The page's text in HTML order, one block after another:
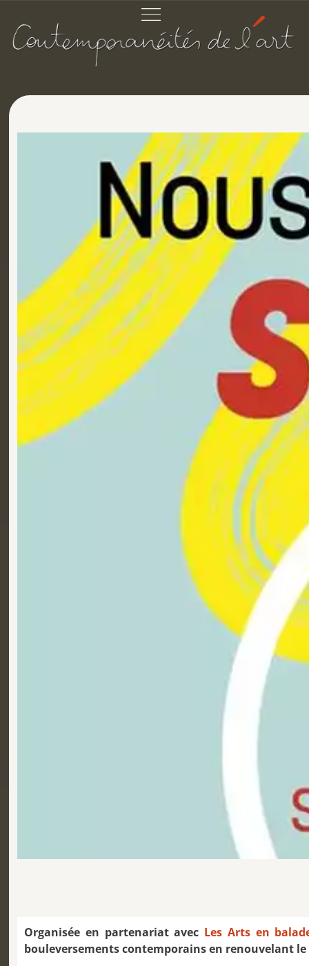
Organisée en partenariat avec Les Arts en
bouleversements contemporains en renouvelant